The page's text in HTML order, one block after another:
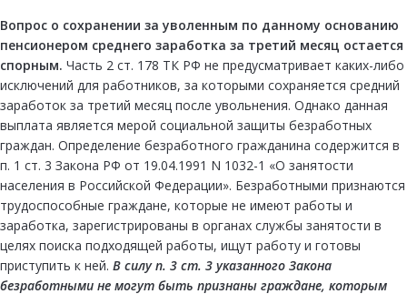
Вопрос о сохранении за уволенным по данному основанию
пенсионером среднего заработка за третий месяц остается
спорным. Часть 2 ст. 178 ТК РФ не предусматривает каких-либо
исключений для работников, за которыми сохраняется средний
заработок за третий месяц после увольнения. Однако данная
выплата является мерой социальной защиты безработных
граждан. Определение безработного гражданина содержится в
п. 1 ст. 3 Закона РФ от 19.04.1991 N 1032-1 «О занятости
населения в Российской Федерации». Безработными признаются
трудоспособные граждане, которые не имеют работы и
заработка, зарегистрированы в органах службы занятости в
целях поиска подходящей работы, ищут работу и готовы
приступить к ней. В силуп. 3 ст. 3 указанного Закона
безработными не могут быть признаны граждане, которым